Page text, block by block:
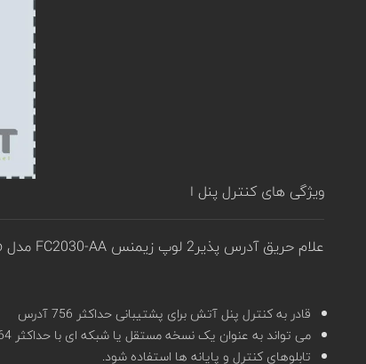
ویژگی های کنترل پنل ا
علام حریق آدرس پذیر2 لوپ زیمنس FC2030-AA مدل Sinteso:
قادر به کنترل پنل آتش برای پشتیبانی حداکثر 756 آدرس
می تواند به عنوان یک نسخه مستقل یا شبکه ای با حداکثر 64 ایستگاه، مانند
تابلوهای کنترل و پایانه ها استفاده شود.